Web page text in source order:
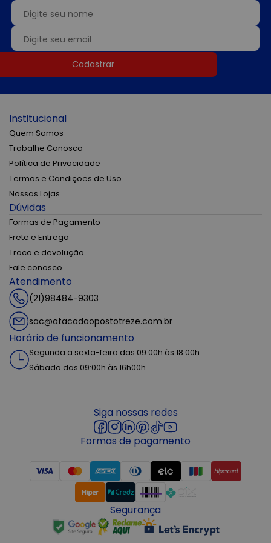
Cadastrar
Institucional
Quem Somos
Trabalhe Conosco
Política de Privacidade
Termos e Condições de Uso
Nossas Lojas
Dúvidas
Formas de Pagamento
Frete e Entrega
Troca e devolução
Fale conosco
Atendimento
(21)98484-9303
sac@atacadaopostotreze.com.br
Horário de funcionamento
Segunda a sexta-feira das 09:00h às 18:00h
Sábado das 09:00h às 16h00h
Siga nossas redes
Formas de pagamento
Segurança